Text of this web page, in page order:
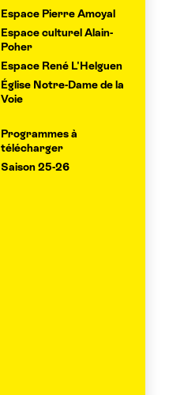
Espace Pierre Amoyal
Espace culturel Alain-
Poher
Espace René L'Helguen
Église Notre-Dame de la
Voie
Programmes à
télécharger
Saison 25-26